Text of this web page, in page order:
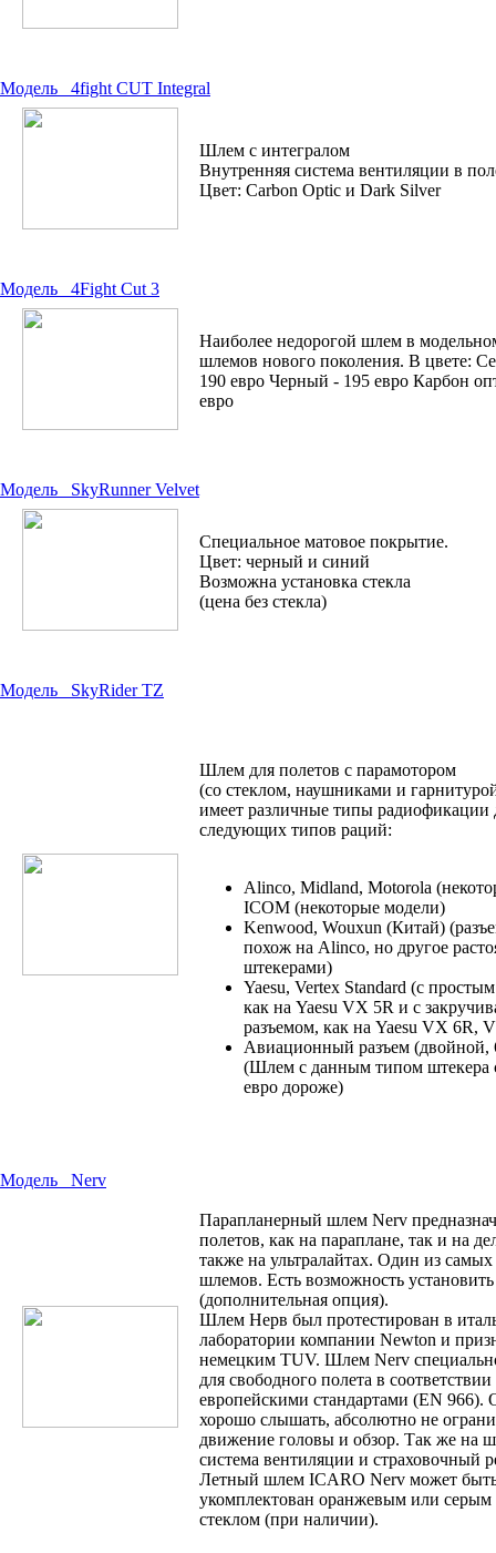
Модель 4fight CUT Integral
Шлем с интегралом
Внутренняя система вентиляции в
Цвет: Carbon Optic и Dark Silver
Модель 4Fight Cut 3
Наиболее недорогой шлем в
шлемов нового поколения. В цвете:
190 евро Черный - 195 евро Карбон
евро
Модель SkyRunner Velvet
Специальное матовое покрытие.
Цвет: черный и синий
Возможна установка стекла
(цена без стекла)
Модель SkyRider TZ
Шлем для полетов с парамотором
(со стеклом, наушниками и
имеет различные типы радиофикации
следующих типов раций:
Alinco, Midland, Motorola
ICOM (некоторые модели)
Kenwood, Wouxun (Китай)
похож на Alinco, но другое
штекерами)
Yaesu, Vertex Standard (с
как на Yaesu VX 5R и с
разъемом, как на Yaesu VX 6R,
Авиационный разъем (двойной,
(Шлем с данным типом штекера
евро дороже)
Модель Nerv
Парапланерный шлем Nerv
полетов, как на параплане, так и на
также на ультралайтах. Один из самых
шлемов. Есть возможность установить
(дополнительная опция).
Шлем Нерв был протестирован в
лаборатории компании Newton и
немецким TUV. Шлем Nerv
для свободного полета в соответствии
европейскими стандартами (EN 966).
хорошо слышать, абсолютно не
движение головы и обзор. Так же на
система вентиляции и страховочный
Летный шлем ICARO Nerv может
укомплектован оранжевым или серым
стеклом (при наличии).